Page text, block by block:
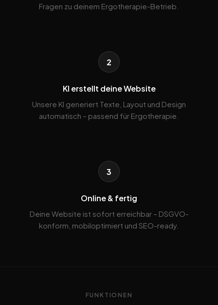
Fragen zu deinem Ergotherapie-Betrieb.
2
KI erstellt deine Website
Unsere KI generiert Texte, Layout und Design
automatisch – passend für Ergotherapie.
3
Online & fertig
Deine Website ist sofort erreichbar – DSGVO-
konform, mobiloptimiert und SEO-ready.
FUNKTIONEN